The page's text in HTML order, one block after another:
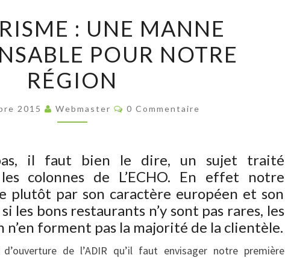
TOURISME
:
UNE
MANNE
POUR
RÉGION
: UNE MANNE
POUR NOTRE
RÉGION
2015 Webmaster Commentaires
0 Commentaire
il faut bien le dire, un sujet traité
colonnes de L’ECHO. En effet notre
plutôt par son caractère européen et son
les bons restaurants n’y sont pas rares, les
n’en forment pas la majorité de la clientèle.
de l’ADIR qu’il faut envisager notre première